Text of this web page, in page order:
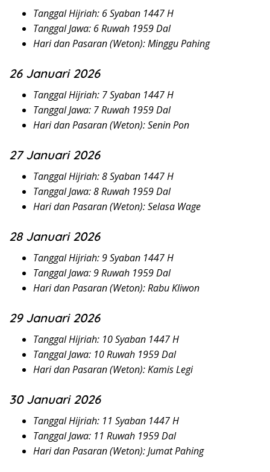
Tanggal Hijriah: 6 Syaban 1447 H
Tanggal Jawa: 6 Ruwah 1959 Dal
Hari dan Pasaran (Weton): Minggu Pahing
26 Januari 2026
Tanggal Hijriah: 7 Syaban 1447 H
Tanggal Jawa: 7 Ruwah 1959 Dal
Hari dan Pasaran (Weton): Senin Pon
27 Januari 2026
Tanggal Hijriah: 8 Syaban 1447 H
Tanggal Jawa: 8 Ruwah 1959 Dal
Hari dan Pasaran (Weton): Selasa Wage
28 Januari 2026
Tanggal Hijriah: 9 Syaban 1447 H
Tanggal Jawa: 9 Ruwah 1959 Dal
Hari dan Pasaran (Weton): Rabu Kliwon
29 Januari 2026
Tanggal Hijriah: 10 Syaban 1447 H
Tanggal Jawa: 10 Ruwah 1959 Dal
Hari dan Pasaran (Weton): Kamis Legi
30 Januari 2026
Tanggal Hijriah: 11 Syaban 1447 H
Tanggal Jawa: 11 Ruwah 1959 Dal
Hari dan Pasaran (Weton): Jumat Pahing